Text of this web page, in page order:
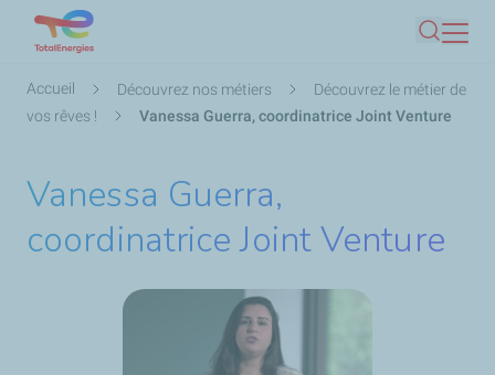
contenu
principal
Fil
d'Ariane
Accueil Découvrez nos métiers
Découvrez le métier de
vos rêves !
Vanessa Guerra, coordinatrice Joint Venture
Vanessa Guerra,
coordinatrice Joint Venture